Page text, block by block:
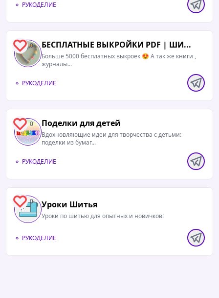
РУКОДЕЛИЕ
0 БЕСПЛАТНЫЕ ВЫКРОЙКИ PDF | ШИ...
Больше 5000 бесплатных выкроек 😍 А так же книги ,
журналы...
РУКОДЕЛИЕ
0 Поделки для детей
Вдохновляющие идеи для творчества с детьми:
поделки из бумаг...
РУКОДЕЛИЕ
0 Уроки Шитья
Уроки по шитью для опытных и новичков!
РУКОДЕЛИЕ